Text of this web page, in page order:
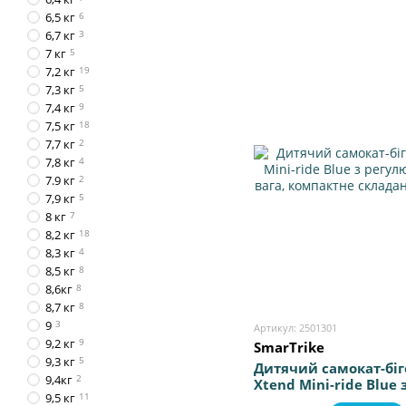
Артикул: 2501301
SmarTrike
Дитячий самокат-
Xtend Mini-ride Blue
керма, легка вага,
6,5 кг 6
6,7 кг 3
7 кг 5
7,2 кг 19
7,3 кг 5
7,4 кг 9
7,5 кг 18
7,7 кг 2
7,8 кг 4
7.9 кг 2
7,9 кг 5
8 кг 7
8,2 кг 18
8,3 кг 4
8,5 кг 8
8,6кг 8
8,7 кг 8
9 3
9,2 кг 9
9,3 кг 5
9,4кг 2
9,5 кг 11